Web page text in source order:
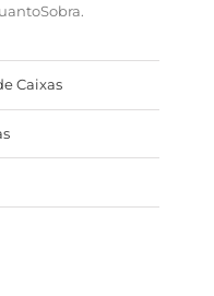
Caixas